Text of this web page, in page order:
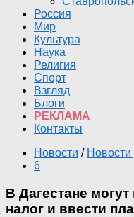
Россия
Мир
Культура
Наука
Религия
Спорт
Взгляд
Блоги
РЕКЛАМА
Контакты
Новости / Новости
6
В Дагестане
налог и ввести